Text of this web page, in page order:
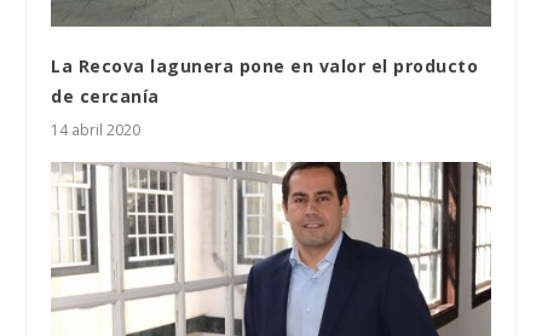
La Recova lagunera pone en valor el producto
de cercanía
14 abril 2020